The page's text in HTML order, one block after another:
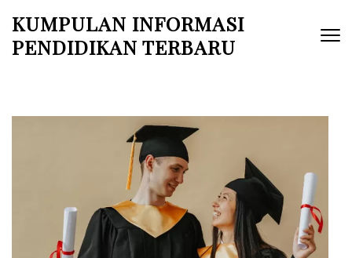
content
KUMPULAN INFORMASI
PENDIDIKAN TERBARU